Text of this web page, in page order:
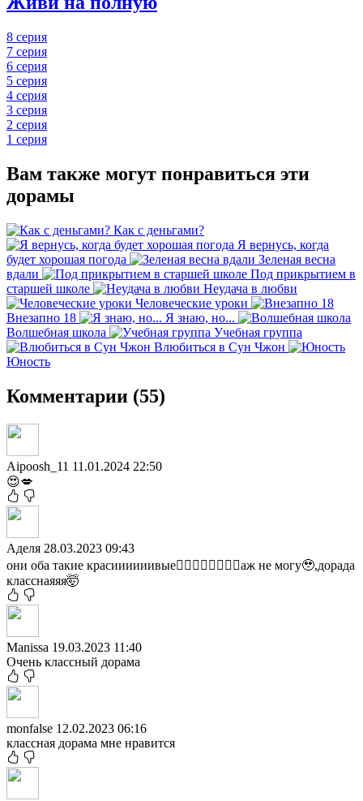
8 серия
7 серия
6 серия
5 серия
4 серия
3 серия
2 серия
1 серия
Вам также могут понравиться эти
дорамы
Как с деньгами?
Я вернусь, когда
будет хорошая погода
Зеленая весна
вдали
Под прикрытием в
старшей школе
Неудача в любви
Человеческие уроки
Внезапно 18
Я знаю, но...
Волшебная школа
Учебная группа
Влюбиться в Сун Чжон
Юность
Комментарии (55)
Aipoosh_11 11.01.2024 22:50
😍💋
Аделя 28.03.2023 09:43
они оба такие красиииииивые❤️‍🔥❤️‍🔥❤️‍🔥❤️‍🔥аж не могу🥹,дорада
класснаяяя🤯
Manissa 19.03.2023 11:40
Очень классный дорама
monfalse 12.02.2023 06:16
классная дорама мне нравится